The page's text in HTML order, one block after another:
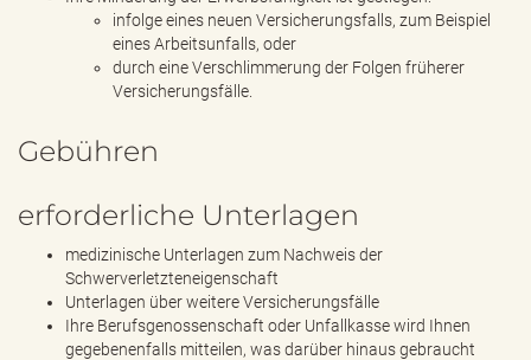
infolge eines neuen Versicherungsfalls, zum Beispiel
eines Arbeitsunfalls, oder
durch eine Verschlimmerung der Folgen früherer
Versicherungsfälle.
Gebühren
erforderliche Unterlagen
medizinische Unterlagen zum Nachweis der
Schwerverletzteneigenschaft
Unterlagen über weitere Versicherungsfälle
Ihre Berufsgenossenschaft oder Unfallkasse wird Ihnen
gegebenenfalls mitteilen, was darüber hinaus gebraucht